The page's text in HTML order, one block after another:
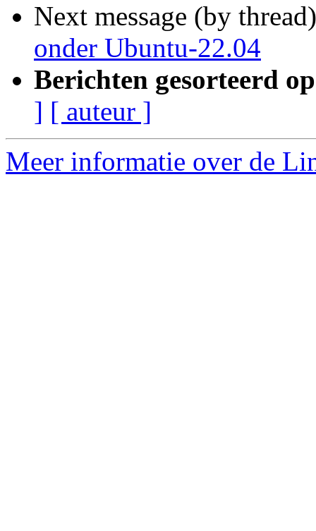
Next message (by
onder Ubuntu-22.04
Berichten gesorteerd
] [ auteur ]
Meer informatie over de